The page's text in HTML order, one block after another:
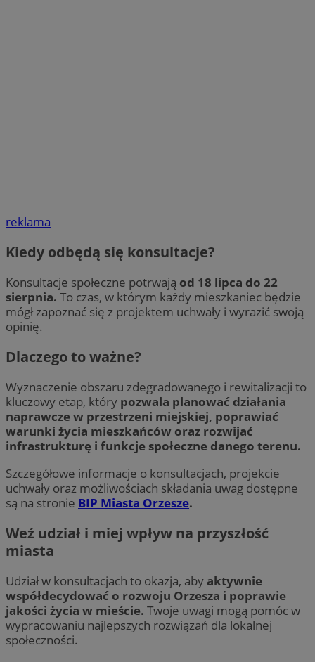
reklama
Kiedy odbędą się konsultacje?
Konsultacje społeczne potrwają od 18 lipca do 22
sierpnia. To czas, w którym każdy mieszkaniec będzie
mógł zapoznać się z projektem uchwały i wyrazić swoją
opinię.
Dlaczego to ważne?
Wyznaczenie obszaru zdegradowanego i rewitalizacji to
kluczowy etap, który pozwala planować działania
naprawcze w przestrzeni miejskiej, poprawiać
warunki życia mieszkańców oraz rozwijać
infrastrukturę i funkcje społeczne danego terenu.
Szczegółowe informacje o konsultacjach, projekcie
uchwały oraz możliwościach składania uwag dostępne
są na stronie BIP Miasta Orzesze.
Weź udział i miej wpływ na przyszłość
miasta
Udział w konsultacjach to okazja, aby aktywnie
współdecydować o rozwoju Orzesza i poprawie
jakości życia w mieście. Twoje uwagi mogą pomóc w
wypracowaniu najlepszych rozwiązań dla lokalnej
społeczności.